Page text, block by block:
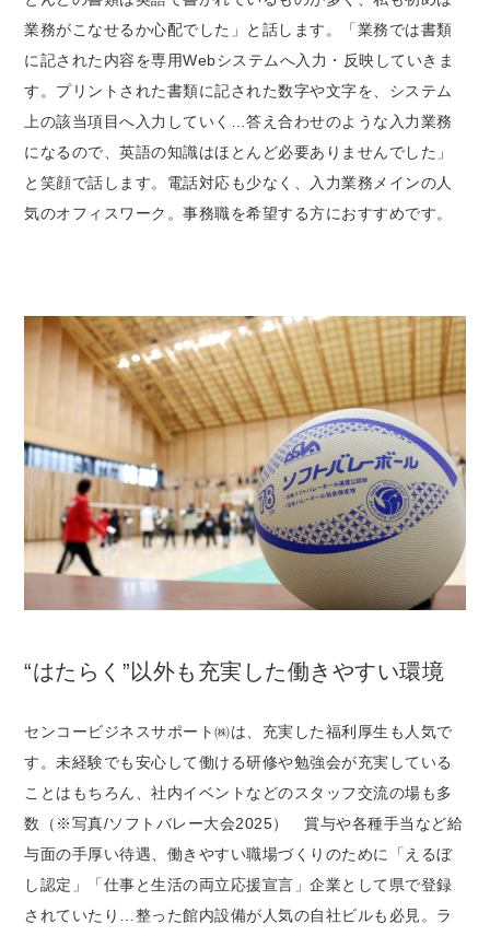
業務がこなせるか心配でした」と話します。「業務では書類
に記された内容を専用Webシステムへ入力・反映していきま
す。プリントされた書類に記された数字や文字を、システム
上の該当項目へ入力していく…答え合わせのような入力業務
になるので、英語の知識はほとんど必要ありませんでした」
と笑顔で話します。電話対応も少なく、入力業務メインの人
気のオフィスワーク。事務職を希望する方におすすめです。
“はたらく”以外も充実した働きやすい環境
センコービジネスサポート㈱は、充実した福利厚生も人気で
す。未経験でも安心して働ける研修や勉強会が充実している
ことはもちろん、社内イベントなどのスタッフ交流の場も多
数（※写真/ソフトバレー大会2025） 賞与や各種手当など給
与面の手厚い待遇、働きやすい職場づくりのために「えるぼ
し認定」「仕事と生活の両立応援宣言」企業として県で登録
されていたり…整った館内設備が人気の自社ビルも必見。ラ